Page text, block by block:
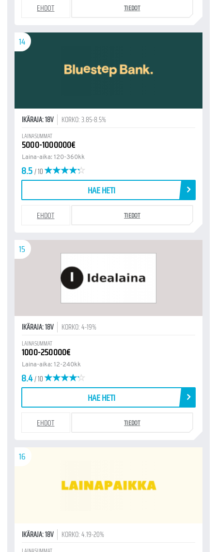
EHDOT TIEDOT
14
IKÄRAJA: 18V KORKO: 3.85-8.5%
LAINASUMMAT
5000-1000000€
Laina-aika: 120-360kk
8.5/ 10
HAE HETI
EHDOT TIEDOT
15
IKÄRAJA: 18V KORKO: 4-19%
LAINASUMMAT
1000-250000€
Laina-aika: 12-240kk
8.4/ 10
HAE HETI
EHDOT TIEDOT
16
IKÄRAJA: 18V KORKO: 4.19-20%